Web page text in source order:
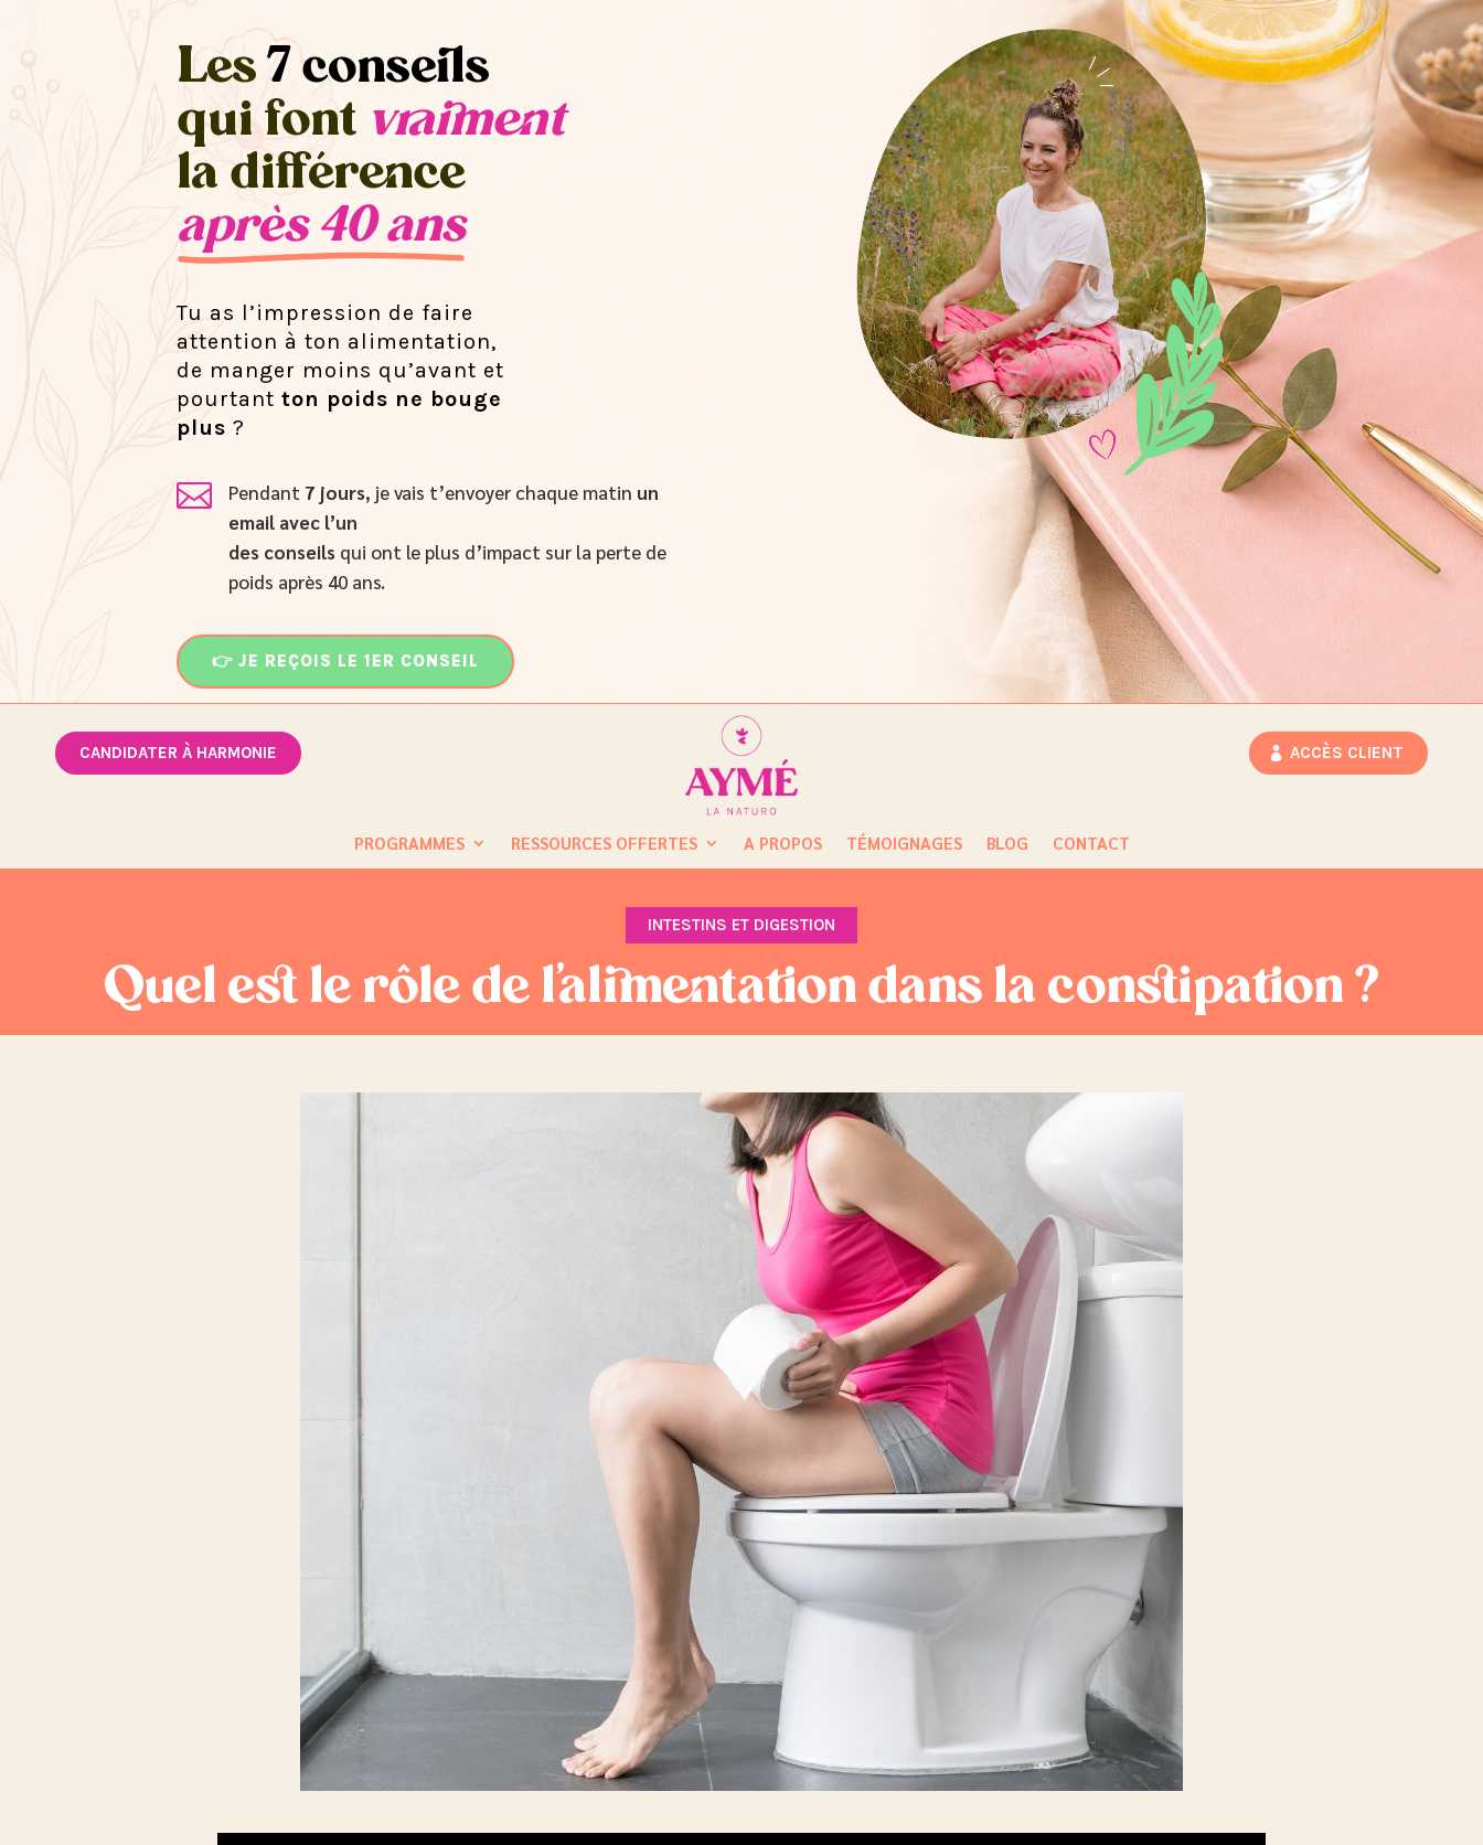
Les7 conseils
qui font vraiment
la différence
après 40 ans
Tu as l’impression de faire
attention à ton alimentation,
de manger moins qu’avant et
pourtant ton poids ne bouge
plus ?
 Pendant 7 jours, je vais t’envoyer chaque matin un
email avec l’un
des conseils qui ont le plus d’impact sur la perte de
poids après 40 ans.
👉 JE REÇOIS LE 1ER CONSEIL
CANDIDATER À HARMONIE ACCÈS CLIENT
PROGRAMMES RESSOURCES OFFERTES A PROPOS TÉMOIGNAGES BLOG CONTACT
INTESTINS ET DIGESTION
Quel est le rôle de l’alimentation dans la constipation ?